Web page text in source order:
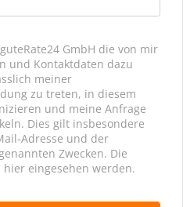
GmbH die von mir
und Kontaktdaten dazu
meiner
zu treten, in diesem
und meine Anfrage
Dies gilt insbesondere
Adresse und der
Zwecken. Die
hier eingesehen werden.